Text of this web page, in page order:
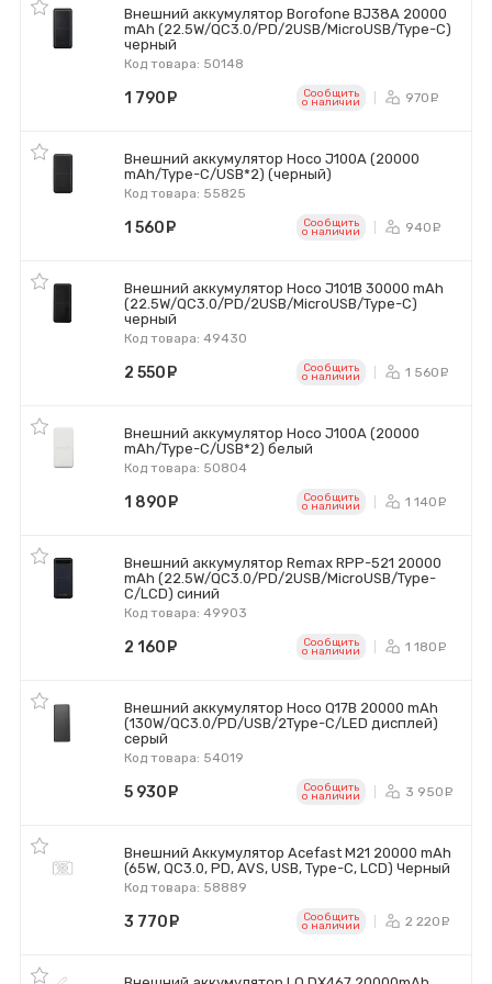
Внешний аккумулятор Borofone BJ38A 20000
mAh (22.5W/QC3.0/PD/2USB/MicroUSB/Type-C)
черный
Код товара: 50148
1 790 Сообщить
o наличии 970
Внешний аккумулятор Hoco J100A (20000
mAh/Type-C/USB*2) (черный)
Код товара: 55825
1 560 Сообщить
o наличии 940
Внешний аккумулятор Hoco J101B 30000 mAh
(22.5W/QC3.0/PD/2USB/MicroUSB/Type-C)
черный
Код товара: 49430
2 550 Сообщить
o наличии 1 560
Внешний аккумулятор Hoco J100A (20000
mAh/Type-C/USB*2) белый
Код товара: 50804
1 890 Сообщить
o наличии 1 140
Внешний аккумулятор Remax RPP-521 20000
mAh (22.5W/QC3.0/PD/2USB/MicroUSB/Type-
C/LCD) синий
Код товара: 49903
2 160 Сообщить
o наличии 1 180
Внешний аккумулятор Hoco Q17B 20000 mAh
(130W/QC3.0/PD/USB/2Type-C/LED дисплей)
серый
Код товара: 54019
5 930 Сообщить
o наличии 3 950
Внешний Аккумулятор Acefast M21 20000 mAh
(65W, QC3.0, PD, AVS, USB, Type-C, LCD) Черный
Код товара: 58889
3 770 Сообщить
o наличии 2 220